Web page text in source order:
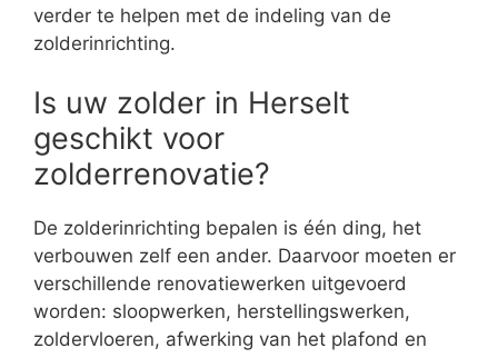
verder te helpen met de indeling van de
zolderinrichting.
Is uw zolder in Herselt
geschikt voor
zolderrenovatie?
De zolderinrichting bepalen is één ding, het
verbouwen zelf een ander. Daarvoor moeten er
verschillende renovatiewerken uitgevoerd
worden: sloopwerken, herstellingswerken,
zoldervloeren, afwerking van het plafond en